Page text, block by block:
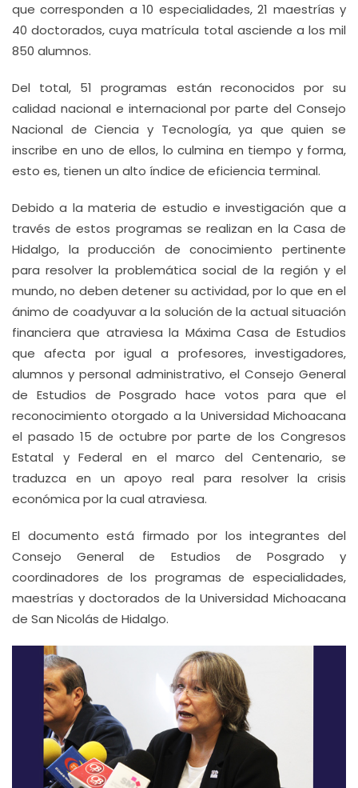
que corresponden a 10 especialidades, 21 maestrías y
40 doctorados, cuya matrícula total asciende a los mil
850 alumnos.
Del total, 51 programas están reconocidos por su
calidad nacional e internacional por parte del Consejo
Nacional de Ciencia y Tecnología, ya que quien se
inscribe en uno de ellos, lo culmina en tiempo y forma,
esto es, tienen un alto índice de eficiencia terminal.
Debido a la materia de estudio e investigación que a
través de estos programas se realizan en la Casa de
Hidalgo, la producción de conocimiento pertinente
para resolver la problemática social de la región y el
mundo, no deben detener su actividad, por lo que en el
ánimo de coadyuvar a la solución de la actual situación
financiera que atraviesa la Máxima Casa de Estudios
que afecta por igual a profesores, investigadores,
alumnos y personal administrativo, el Consejo General
de Estudios de Posgrado hace votos para que el
reconocimiento otorgado a la Universidad Michoacana
el pasado 15 de octubre por parte de los Congresos
Estatal y Federal en el marco del Centenario, se
traduzca en un apoyo real para resolver la crisis
económica por la cual atraviesa.
El documento está firmado por los integrantes del
Consejo General de Estudios de Posgrado y
coordinadores de los programas de especialidades,
maestrías y doctorados de la Universidad Michoacana
de San Nicolás de Hidalgo.